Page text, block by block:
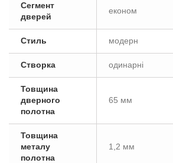
Сегмент
дверей
економ
Стиль модерн
Створка одинарні
Товщина
дверного
полотна
65 мм
Товщина
металу
полотна
1,2 мм